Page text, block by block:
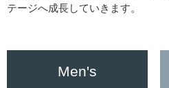
テージへ成長していきます。
Men's